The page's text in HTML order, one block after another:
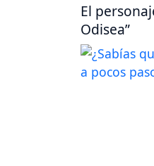
El
Odisea”